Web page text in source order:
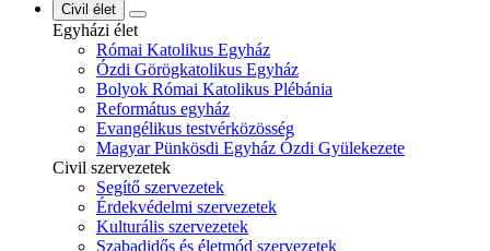
Civil élet
Egyházi élet
Római Katolikus Egyház
Ózdi Görögkatolikus Egyház
Bolyok Római Katolikus Plébánia
Református egyház
Evangélikus testvérközösség
Magyar Pünkösdi Egyház Ózdi Gyülekezete
Civil szervezetek
Segítő szervezetek
Érdekvédelmi szervezetek
Kulturális szervezetek
Szabadidős és életmód szervezetek